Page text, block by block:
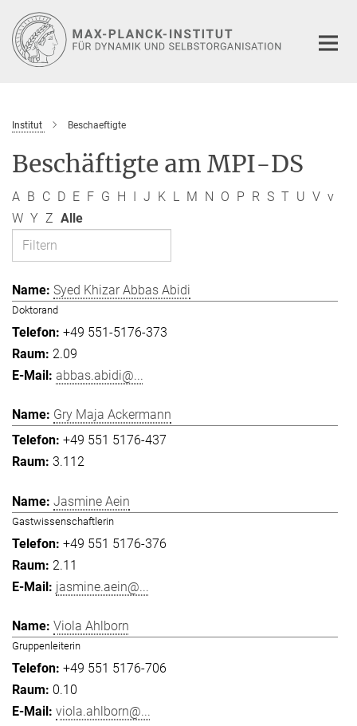
Hauptinhalt
Institut Beschaeftigte
Beschäftigte am MPI-DS
A B C D E F G H I J K L M N O P R S T U V v
W Y Z Alle
Syed Khizar Abbas Abidi
Doktorand
+49 551-5176-373
2.09
abbas.abidi@...
Gry Maja Ackermann
+49 551 5176-437
3.112
Jasmine Aein
Gastwissenschaftlerin
+49 551 5176-376
2.11
jasmine.aein@...
Viola Ahlborn
Gruppenleiterin
+49 551 5176-706
0.10
viola.ahlborn@...